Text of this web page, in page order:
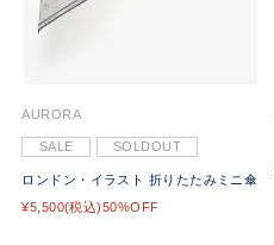
AURORA
SALE SOLDOUT
ロンドン・イラスト 折りたたみミニ傘
¥5,500(税込)50%OFF